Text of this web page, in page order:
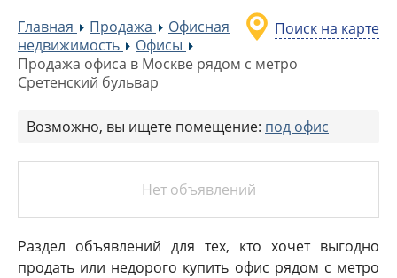
Поиск на карте
Главная »Продажа »Офисная
недвижимость
»Офисы
Продажа офиса в Москве рядом с метро
Сретенский бульвар
Возможно, вы ищете помещение: под офис
Нет объявлений
Раздел объявлений для тех, кто хочет выгодно
продать или недорого купить офис рядом с метро